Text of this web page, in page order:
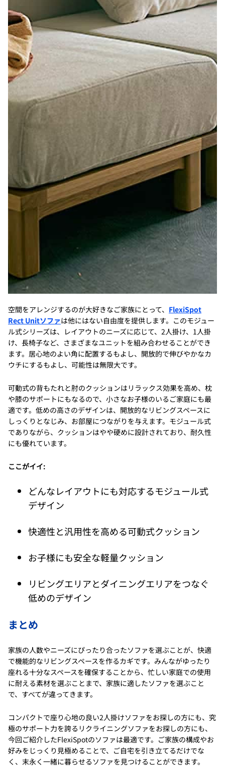
空間をアレンジするのが大好きなご家族にとって、 FlexiSpot
Rect Unitソファは他にはない自由度を提供します。このモジュー
ル式シリーズは、レイアウトのニーズに応じて、2人掛け、1人掛
け、長椅子など、さまざまなユニットを組み合わせることができ
ます。居心地のよい角に配置するもよし、開放的で伸びやかなカ
ウチにするもよし、可能性は無限大です。
可動式の背もたれと肘のクッションはリラックス効果を高め、枕
や膝のサポートにもなるので、小さなお子様のいるご家庭にも最
適です。低めの高さのデザインは、開放的なリビングスペースに
しっくりとなじみ、お部屋につながりを与えます。モジュール式
でありながら、クッションはやや硬めに設計されており、耐久性
にも優れています。
ここがイイ:
どんなレイアウトにも対応するモジュール式
デザイン
快適性と汎用性を高める可動式クッション
お子様にも安全な軽量クッション
リビングエリアとダイニングエリアをつなぐ
低めのデザイン
まとめ
家族の人数やニーズにぴったり合ったソファを選ぶことが、快適
で機能的なリビングスペースを作るカギです。みんながゆったり
座れる十分なスペースを確保することから、忙しい家庭での使用
に耐える素材を選ぶことまで、家族に適したソファを選ぶこと
で、すべてが違ってきます。
コンパクトで座り心地の良い2人掛けソファをお探しの方にも、究
極のサポート力を誇るリクライニングソファをお探しの方にも、
今回ご紹介したFlexiSpotのソファは最適です。ご家族の構成やお
好みをじっくり見極めることで、ご自宅を引き立てるだけでな
く、末永く一緒に暮らせるソファを見つけることができます。